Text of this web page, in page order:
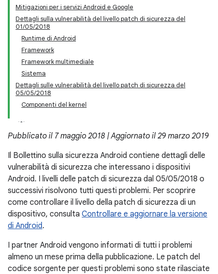
Mitigazioni per i servizi Android e Google
Dettagli sulla vulnerabilità del livello patch di sicurezza del
01/05/2018
Runtime di Android
Framework
Framework multimediale
Sistema
Dettagli sulle vulnerabilità del livello patch di sicurezza del
05/05/2018
Componenti del kernel
Pubblicato il 7 maggio 2018 | Aggiornato il 29 marzo 2019
Il Bollettino sulla sicurezza Android contiene dettagli delle
vulnerabilità di sicurezza che interessano i dispositivi
Android. I livelli delle patch di sicurezza dal 05/05/2018 o
successivi risolvono tutti questi problemi. Per scoprire
come controllare il livello della patch di sicurezza di un
dispositivo, consulta Controllare e aggiornare la versione
di Android.
I partner Android vengono informati di tutti i problemi
almeno un mese prima della pubblicazione. Le patch del
codice sorgente per questi problemi sono state rilasciate